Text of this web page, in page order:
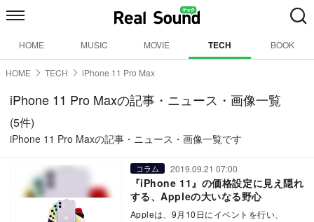
HOME MUSIC MOVIE TECH BOOK
HOME TECH iPhone 11 Pro Max
iPhone 11 Pro Maxの記事・ニュース・画像一覧
(5件)
iPhone 11 Pro Maxの記事・ニュース・画像一覧です
コラム 2019.09.21 07:00
『iPhone 11』の価格設定に見え隠れ
する、Appleの大いなる野心
Appleは、9月10日にイベントを行い、